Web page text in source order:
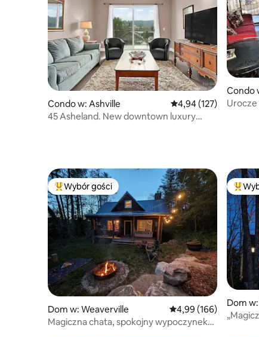
Condo w: Ashville Średnia ocena: 4,94
4,94 (127)
45 Asheland. New downtown luxury
Condo
Urocze
Najpopularniejsze z kategorii Wybór gości
Wybór gości
Dom w: Weaverville Średnia ocena: 4,99
4,99 (166)
Magiczna chata, spokojny wypoczynek
Dom